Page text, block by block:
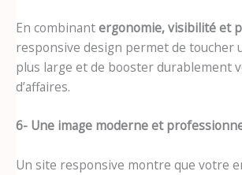
En combinantergonomie, visibilité et
responsive design permet de toucher
plus large et de booster durablement
d’affaires.
6- Une image moderne et
Un site responsive montre que votre